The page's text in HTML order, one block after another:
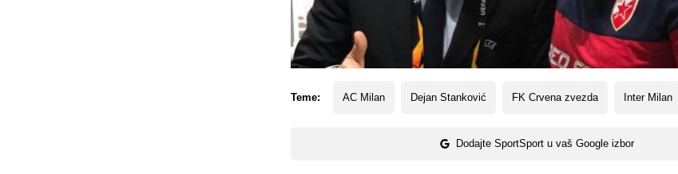
Teme: AC Milan Dejan Stanković FK Crvena zvezda Inter Milan
Dodajte SportSport u vaš Google izbor